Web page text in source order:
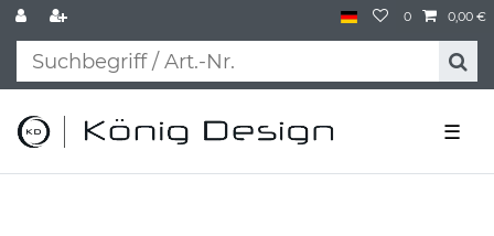
0 0,00 €
☰